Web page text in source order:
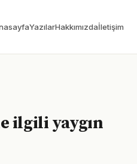
YazılarHakkımızdaİletişim
ilgili yaygın